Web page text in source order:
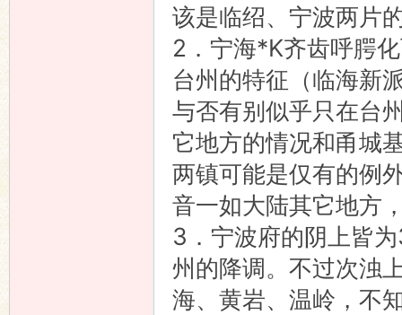
该是临绍、宁波两片
2．宁海*K齐齿呼腭
台州的特征（临海新
与否有别似乎只在台
它地方的情况和甬城
两镇可能是仅有的例
音一如大陆其它地方
3．宁波府的阴上皆
州的降调。不过次浊
海、黄岩、温岭，不